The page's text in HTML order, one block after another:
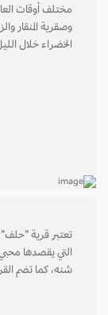
مختلف أوقات
وصقرية المنقار
الخضراء خلال الليل
تعتبر قرية "حلف"،
التي يقصدها محبي
شنه، كما تضم